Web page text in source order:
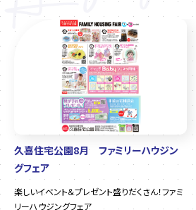
久喜住宅公園8月 ファミリーハウジン
グフェア
楽しいイベント＆プレゼント盛りだくさん！ファミ
リーハウジングフェア